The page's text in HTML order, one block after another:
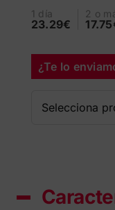
1 día
23.29€
2 o
¿Te lo